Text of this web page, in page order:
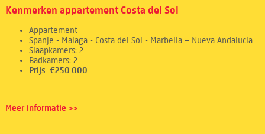
Kenmerken appartement Costa del Sol
Appartement
Spanje - Malaga - Costa del Sol - Marbella – Nueva Andalucia
Slaapkamers: 2
Badkamers: 2
Prijs: €250.000
Meer informatie >>